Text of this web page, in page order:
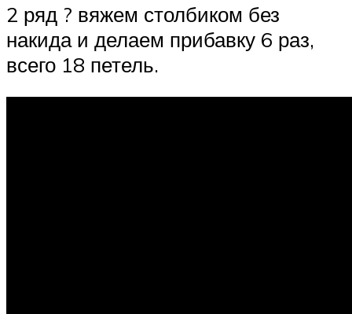
2 ряд ? вяжем столбиком без
накида и делаем прибавку 6 раз,
всего 18 петель.